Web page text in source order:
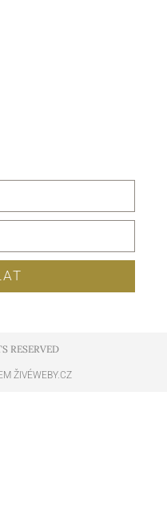
RESERVED​
ŽIVÉWEBY.CZ